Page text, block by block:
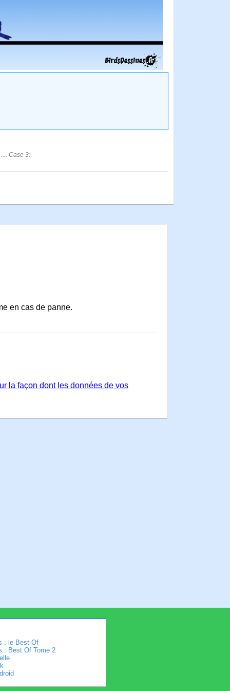
Case 3:
en cas de panne.
la façon dont les données de vos
: le Best Of
: Best Of Tome 2